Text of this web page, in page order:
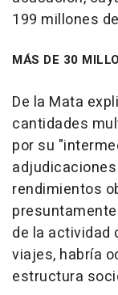
199 millones
MÁS DE 30
De la Mata
cantidades
por su
rendimientos
de la actividad
viajes, habría
estructura